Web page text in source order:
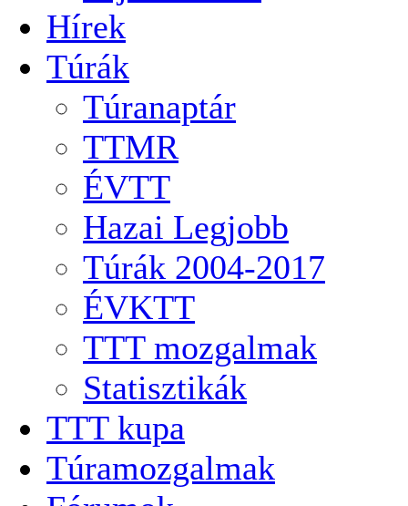
Hírek
Túrák
Túranaptár
TTMR
ÉVTT
Hazai Legjobb
Túrák 2004-2017
ÉVKTT
TTT mozgalmak
Statisztikák
TTT kupa
Túramozgalmak